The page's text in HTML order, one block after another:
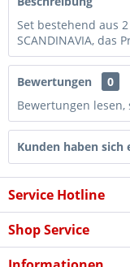
Set bestehend aus
SCANDINAVIA, das
Bewertungen
0
Bewertungen
Kunden haben sich
Service Hotline
Shop Service